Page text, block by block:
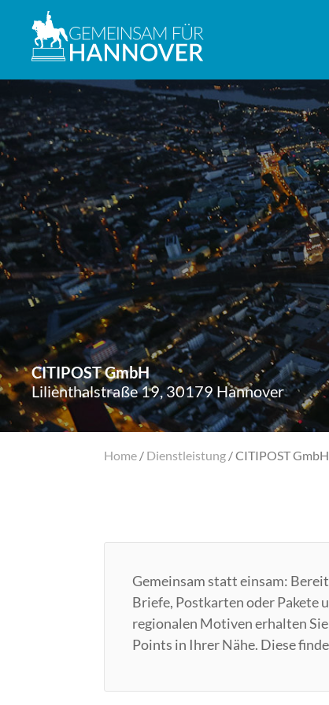
CITIPOST GmbH
Lilienthalstraße 19, 30179 Hannover
Home / Dienstleistung /CITIPOST GmbH
Gemeinsam statt einsam:
Briefe, Postkarten oder Pakete
regionalen Motiven erhalten
Points in Ihrer Nähe. Diese